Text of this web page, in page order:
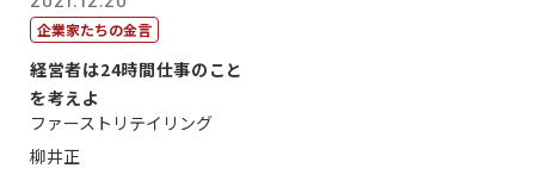
企業家たちの金言
経営者は24時間仕事のこと
を考えよ
ファーストリテイリング
柳井正